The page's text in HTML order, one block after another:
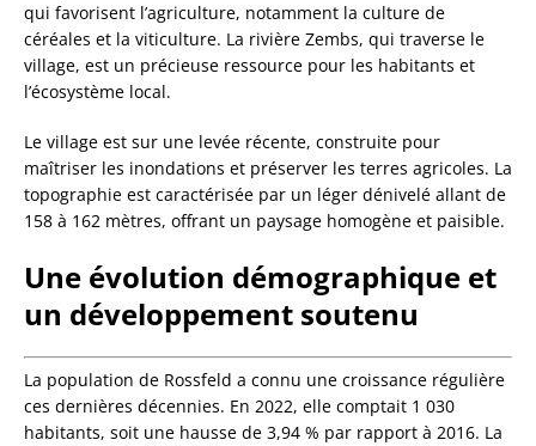
qui favorisent l’agriculture, notamment la culture de
céréales et la viticulture. La rivière Zembs, qui traverse le
village, est un précieuse ressource pour les habitants et
l’écosystème local.
Le village est sur une levée récente, construite pour
maîtriser les inondations et préserver les terres agricoles. La
topographie est caractérisée par un léger dénivelé allant de
158 à 162 mètres, offrant un paysage homogène et paisible.
Une évolution démographique et
un développement soutenu
La population de Rossfeld a connu une croissance régulière
ces dernières décennies. En 2022, elle comptait 1 030
habitants, soit une hausse de 3,94 % par rapport à 2016. La